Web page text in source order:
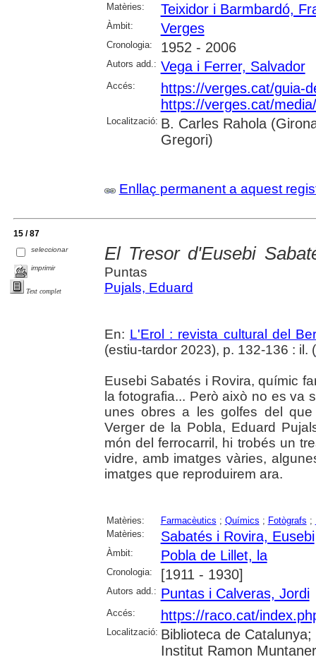
Matèries:
Teixidor i Barmbardó,
Àmbit: Verges
Cronologia: 1952 - 2006
Autors add.: Vega i Ferrer, Salvador
Accés:
https://verges.cat/guia-
https://verges.cat/
Localització: B. Carles Rahola
Gregori)
Enllaç permanent a aquest
15 / 87
seleccionar
imprimir
Text complet
El Tresor d'Eusebi
Puntas
Pujals, Eduard
En: L'Erol : revista cultural del
(estiu-tardor 2023), p. 132-136 : il. (
Eusebi Sabatés i Rovira, químic
la fotografia... Però això no es va
unes obres a les golfes del
Verger de la Pobla, Eduard
món del ferrocarril, hi trobés un
vidre, amb imatges vàries,
imatges que reproduirem ara.
Matèries: Farmacèutics ; Químics ; Fotògrafs ;
Matèries:
Sabatés i Rovira, Eusebi
Àmbit: Pobla de Lillet, la
Cronologia: [1911 - 1930]
Autors add.: Puntas i Calveras, Jordi
Accés: https://raco.cat/
Localització: Biblioteca de
Institut Ramon